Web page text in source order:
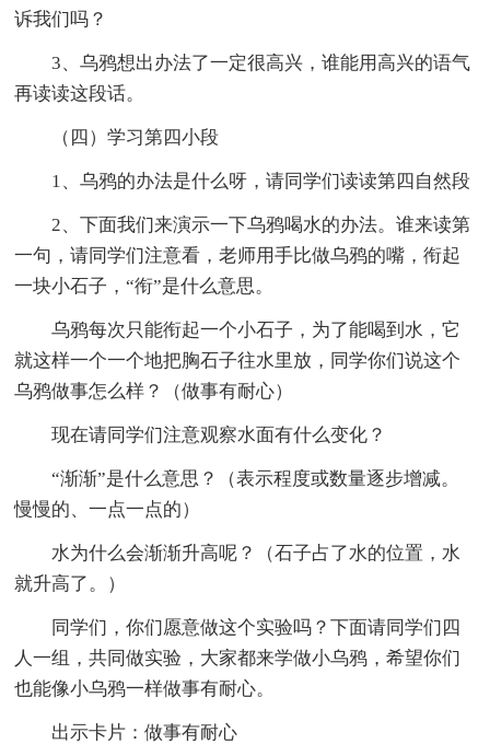
诉我们吗？
3、乌鸦想出办法了一定很高兴，谁能用高兴的语气
再读读这段话。
（四）学习第四小段
1、乌鸦的办法是什么呀，请同学们读读第四自然段
2、下面我们来演示一下乌鸦喝水的办法。谁来读第
一句，请同学们注意看，老师用手比做乌鸦的嘴，衔起
一块小石子，“衔”是什么意思。
乌鸦每次只能衔起一个小石子，为了能喝到水，它
就这样一个一个地把胸石子往水里放，同学你们说这个
乌鸦做事怎么样？（做事有耐心）
现在请同学们注意观察水面有什么变化？
“渐渐”是什么意思？（表示程度或数量逐步增减。
慢慢的、一点一点的）
水为什么会渐渐升高呢？（石子占了水的位置，水
就升高了。）
同学们，你们愿意做这个实验吗？下面请同学们四
人一组，共同做实验，大家都来学做小乌鸦，希望你们
也能像小乌鸦一样做事有耐心。
出示卡片：做事有耐心